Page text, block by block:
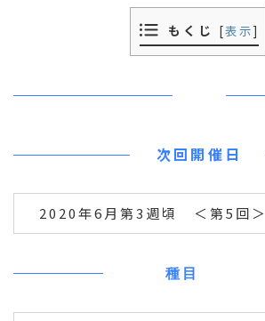
もくじ [表示]
次回開催日
2020年6月第3週頃 ＜第5回＞
種目